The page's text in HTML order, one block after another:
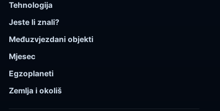
Tehnologija
Jeste li znali?
Međuzvjezdani objekti
Mjesec
Egzoplaneti
Zemlja i okoliš